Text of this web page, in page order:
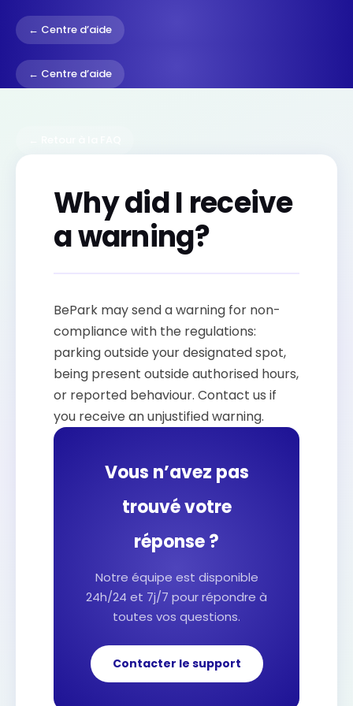
← Centre d’aide
← Centre d’aide
Why did I receive
a warning?
BePark may send a warning for non-
compliance with the regulations:
parking outside your designated spot,
being present outside authorised hours,
or reported behaviour. Contact us if
you receive an unjustified warning.
Vous n’avez pas
trouvé votre
réponse ?
Notre équipe est disponible
24h/24 et 7j/7 pour répondre à
toutes vos questions.
Contacter le support